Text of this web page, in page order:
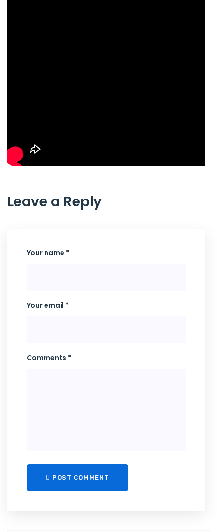
Leave a Reply
Your name *
Your email *
Comments *
POST COMMENT